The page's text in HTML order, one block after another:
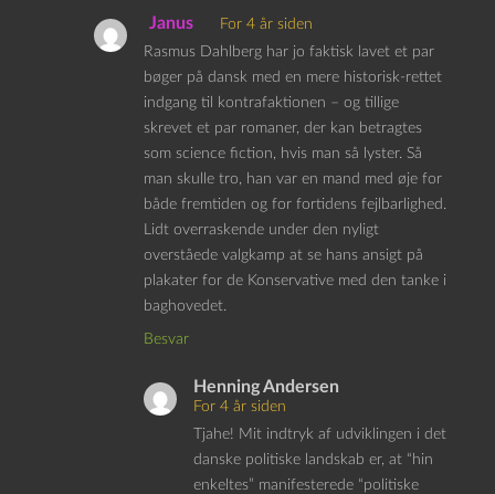
Janus
For 4 år siden
Rasmus Dahlberg har jo faktisk lavet et par
bøger på dansk med en mere historisk-rettet
indgang til kontrafaktionen – og tillige
skrevet et par romaner, der kan betragtes
som science fiction, hvis man så lyster. Så
man skulle tro, han var en mand med øje for
både fremtiden og for fortidens fejlbarlighed.
Lidt overraskende under den nyligt
overståede valgkamp at se hans ansigt på
plakater for de Konservative med den tanke i
baghovedet.
Besvar
Henning Andersen
For 4 år siden
Tjahe! Mit indtryk af udviklingen i det
danske politiske landskab er, at “hin
enkeltes” manifesterede “politiske